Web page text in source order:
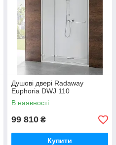
Душові двері Radaway
Euphoria DWJ 110
В наявності
99 810 ₴
Купити